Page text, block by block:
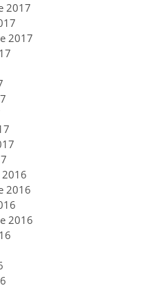
2017
2017
2016
2016